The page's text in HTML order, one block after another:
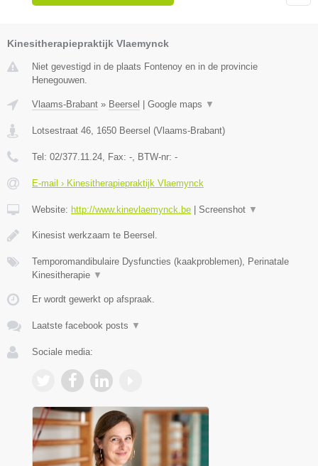
Kinesitherapiepraktijk Vlaemynck
Niet gevestigd in de plaats Fontenoy en in de provincie
Henegouwen.
Vlaams-Brabant » Beersel Google maps ▼
Lotsestraat 46, 1650 Beersel (Vlaams-Brabant)
Tel: 02/377.11.24, Fax: -, BTW-nr: -
E-mail › Kinesitherapiepraktijk Vlaemynck
Website: http://www.kinevlaemynck.be Screenshot ▼
Kinesist werkzaam te Beersel.
Temporomandibulaire Dysfuncties (kaakproblemen), Perinatale
Kinesitherapie ▼
Er wordt gewerkt op afspraak.
Laatste facebook posts ▼
Sociale media: